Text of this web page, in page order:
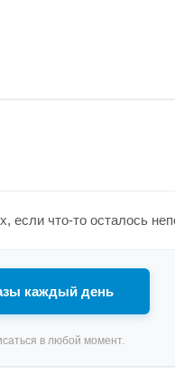
если что-то осталось
каждый день
в любой момент.